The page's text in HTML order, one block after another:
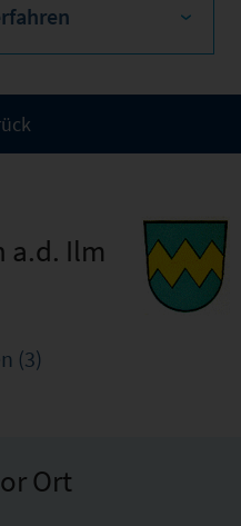
a.d. Ilm
(3)
Ort